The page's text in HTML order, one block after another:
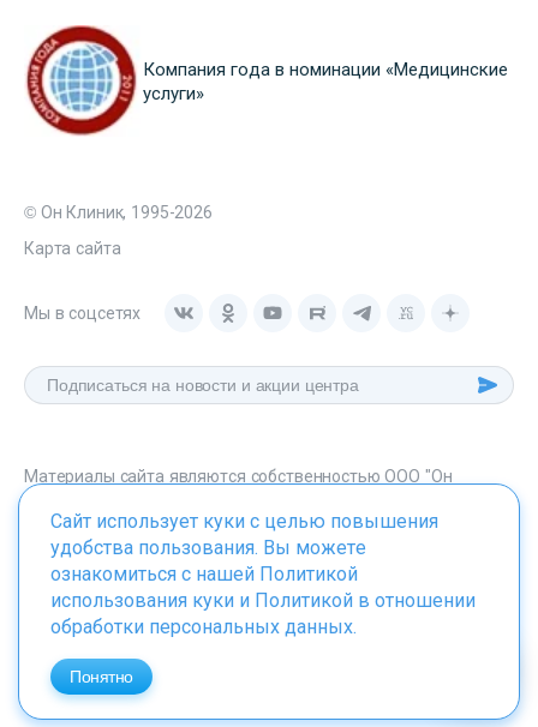
Компания года в номинации «Медицинские
услуги»
© Он Клиник, 1995-2026
Карта сайта
Мы в соцсетях
Материалы сайта являются собственностью ООО "Он
onclinic.ru запрещено в соответствии со статьей 1259 ГК. РФ.
ИМЕЮТСЯ ПРОТИВОПОКАЗАНИЯ. НЕОБХОДИМО
ПРОКОНСУЛЬТИРОВАТЬСЯ СО СПЕЦИАЛИСТОМ
Сайт использует куки с целью повышения
удобства пользования. Вы можете
ознакомиться с нашей Политикой
использования куки и Политикой в отношении
обработки персональных данных.
Понятно